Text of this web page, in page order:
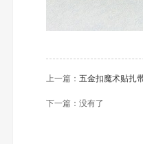
上一篇： 五金扣魔术贴扎
下一篇：没有了